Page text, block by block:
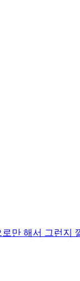
만 해서 그런지